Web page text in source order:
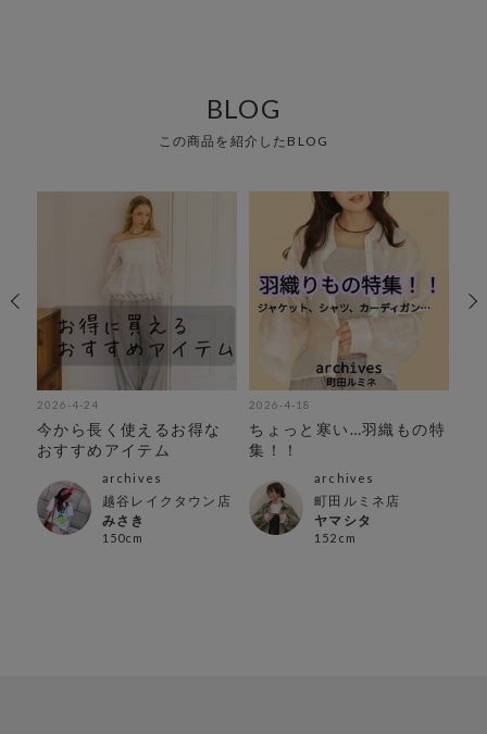
BLOG
この商品を紹介したBLOG
2026-4-24
今から長く使えるお得な
おすすめアイテム
archives
越谷レイクタウン店
みさき
150cm
2026-4-18
ちょっと寒い…羽織もの特
集！！
archives
町田ルミネ店
ヤマシタ
152cm